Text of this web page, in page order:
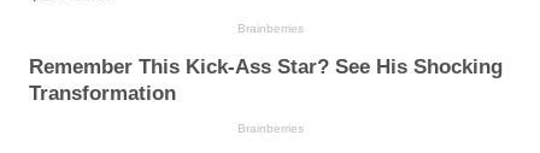
Brainberries
Remember This Kick-Ass Star? See His Shocking
Transformation
Brainberries